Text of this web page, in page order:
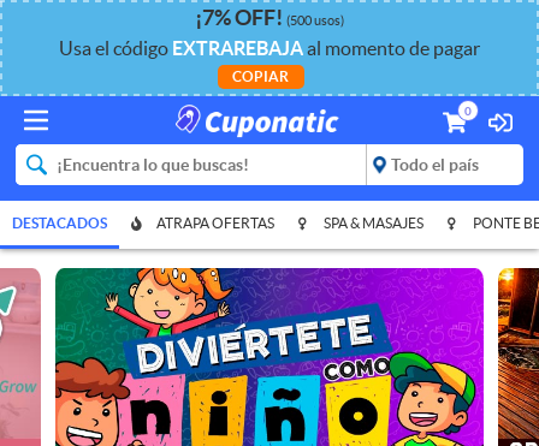
¡7%OFF! (500 usos)
Usa el código EXTRAREBAJAal momento de pagar
COPIAR
0
DESTACADOS ATRAPA OFERTAS SPA & MASAJES PONTE